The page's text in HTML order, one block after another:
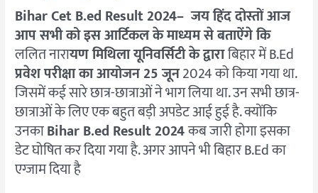
Bihar Cet B.ed Result 2024–जय हिंद दोस्तों आज
आप सभी को इस आर्टिकल के माध्यम से बताऐंगे कि
ललित नारायण मिथिला यूनिवर्सिटी के द्वाराबिहार में B.Ed
प्रवेश परीक्षा का आयोजन 25 जून2024 को किया गया था.
जिसमें कई सारे छात्र-छात्राओं ने भाग लिया था. उन सभी छात्र-
छात्राओं के लिए एक बहुत बड़ी अपडेट आई हुई है. क्योंकि
उनकाBihar B.ed Result 2024कब जारी होगा इसका
डेट घोषित कर दिया गया है. अगर आपने भी बिहार B.Ed का
एग्जाम दिया है